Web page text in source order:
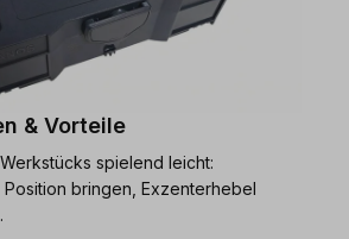
& Vorteile
spielend leicht:
Position bringen, Exzenterhebel